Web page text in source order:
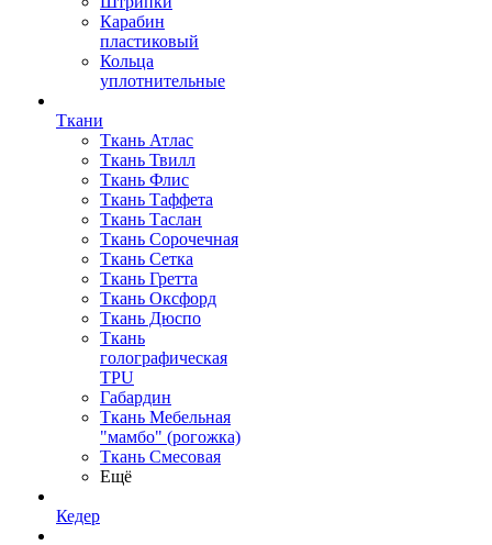
Карабин
пластиковый
Кольца
уплотнительные
Ткани
Ткань Атлас
Ткань Твилл
Ткань Флис
Ткань Таффета
Ткань Таслан
Ткань Сорочечная
Ткань Сетка
Ткань Гретта
Ткань Оксфорд
Ткань Дюспо
Ткань
голографическая
TPU
Габардин
Ткань Мебельная
"мамбо" (рогожка)
Ткань Смесовая
Ещё
Кедер